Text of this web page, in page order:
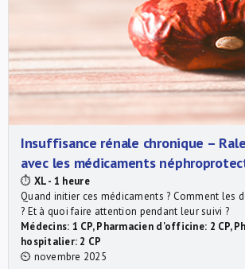
Insuffisance rénale chronique –
avec les médicaments
⏱ XL - 1 heure
Quand initier ces médicaments ? Comment les
? Et à quoi faire attention pendant leur suivi ?
Médecins: 1 CP, Pharmacien d'officine: 2 CP,
hospitalier: 2 CP
⏲ novembre 2025